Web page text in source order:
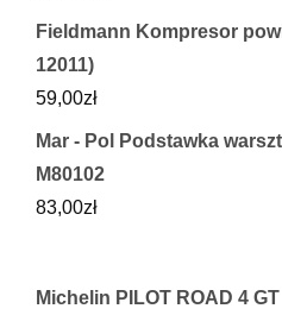
Fieldmann Kompresor
12011)
59,00zł
Mar - Pol Podstawka
M80102
83,00zł
Michelin PILOT ROAD 4